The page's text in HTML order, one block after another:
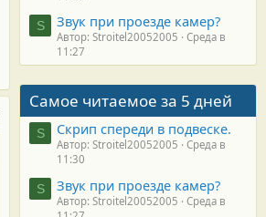
S Звук при проезде камер?
Автор: Stroitel20052005
Среда в
11:27
Самое читаемое за 5 дней
S Скрип спереди в подвеске.
Автор: Stroitel20052005
Среда в
11:30
S Звук при проезде камер?
Автор: Stroitel20052005
Среда в